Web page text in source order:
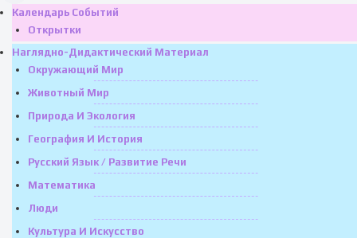
Календарь Событий
Открытки
Наглядно-Дидактический Материал
Окружающий Мир
Животный Мир
Природа И Экология
География И История
Русский Язык / Развитие Речи
Математика
Люди
Культура И Искусство